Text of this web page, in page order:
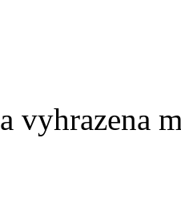
vyhrazena